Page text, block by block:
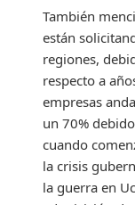
También
están
regiones,
respecto a
empresas
un 70%
cuando
la crisis
la guerra en